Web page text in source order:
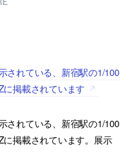
されている、新宿駅の1/100
掲載されています
されている、新宿駅の1/100
掲載されています。展示